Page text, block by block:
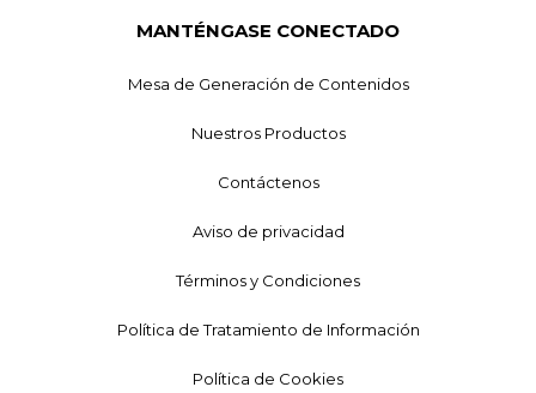
MANTÉNGASE CONECTADO
Mesa de Generación de Contenidos
Nuestros Productos
Contáctenos
Aviso de privacidad
Términos y Condiciones
Política de Tratamiento de Información
Política de Cookies